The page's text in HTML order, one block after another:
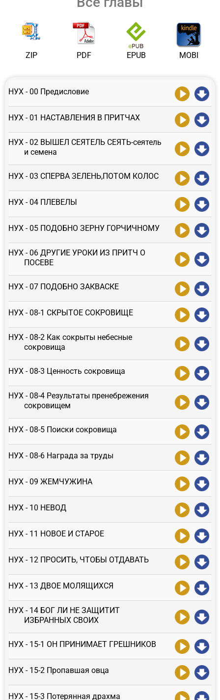
ZIP PDF EPUB MOBI
НУХ - 00 Предисловие
НУХ - 01 НАСТАВЛЕНИЯ В ПРИТЧАХ
НУХ - 02 ВЫШЕЛ СЕЯТЕЛЬ СЕЯТЬ-сеятель
и семена
НУХ - 03 СПЕРВА ЗЕЛЕНЬ,ПОТОМ КОЛОС
НУХ - 04 ПЛЕВЕЛЫ
НУХ - 05 ПОДОБНО ЗЕРНУ ГОРЧИЧНОМУ
НУХ - 06 ДРУГИЕ УРОКИ ИЗ ПРИТЧ О
ПОСЕВЕ
НУХ - 07 ПОДОБНО ЗАКВАСКЕ
НУХ - 08-1 СКРЫТОЕ СОКРОВИЩЕ
НУХ - 08-2 Как сокрыты небесные
сокровища
НУХ - 08-3 Ценность сокровища
НУХ - 08-4 Результаты пренебрежения
сокровищем
НУХ - 08-5 Поиски сокровища
НУХ - 08-6 Награда за труды
НУХ - 09 ЖЕМЧУЖИНА
НУХ - 10 НЕВОД
НУХ - 11 НОВОЕ И СТАРОЕ
НУХ - 12 ПРОСИТЬ, ЧТОБЫ ОТДАВАТЬ
НУХ - 13 ДВОЕ МОЛЯЩИХСЯ
НУХ - 14 БОГ ЛИ НЕ ЗАЩИТИТ
ИЗБРАННЫХ СВОИХ
НУХ - 15-1 ОН ПРИНИМАЕТ ГРЕШНИКОВ
НУХ - 15-2 Пропавшая овца
НУХ - 15-3 Потерянная драхма